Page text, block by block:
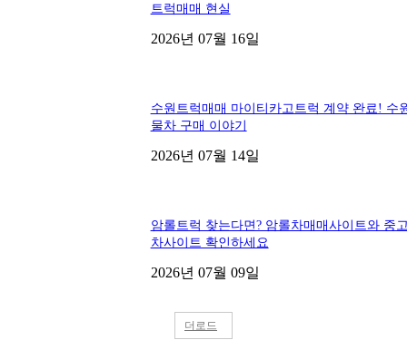
트럭매매 현실
2026년 07월 16일
수원트럭매매 마이티카고트럭 계약 완료! 수
물차 구매 이야기
2026년 07월 14일
암롤트럭 찾는다면? 암롤차매매사이트와 중
차사이트 확인하세요
2026년 07월 09일
더로드